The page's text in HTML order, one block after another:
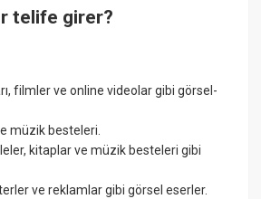
telife girer?
filmler ve online videolar gibi görsel-
müzik besteleri.
kitaplar ve müzik besteleri gibi
ve reklamlar gibi görsel eserler.